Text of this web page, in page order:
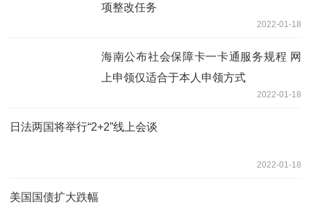
项整改任务
2022-01-18
海南公布社会保障卡一卡通服务规程 网
上申领仅适合于本人申领方式
2022-01-18
日法两国将举行“2+2”线上会谈
2022-01-18
美国国债扩大跌幅